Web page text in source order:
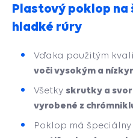
Plastový poklop na
hladké rúry
Vďaka použitým
voči vysokým a
Všetky skrutky a
vyrobené z
Poklop má špeciálny